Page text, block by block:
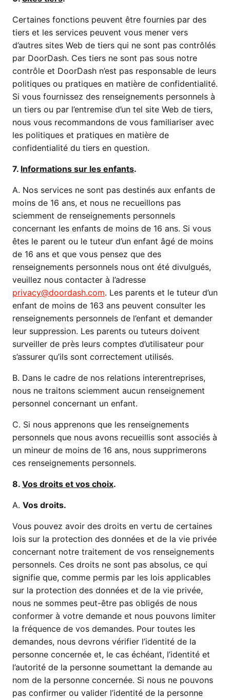
Certaines fonctions peuvent être fournies par des
tiers et les services peuvent vous mener vers
d’autres sites Web de tiers qui ne sont pas contrôlés
par DoorDash. Ces tiers ne sont pas sous notre
contrôle et DoorDash n’est pas responsable de leurs
politiques ou pratiques en matière de confidentialité.
Si vous fournissez des renseignements personnels à
un tiers ou par l’entremise d’un tel site Web de tiers,
nous vous recommandons de vous familiariser avec
les politiques et pratiques en matière de
confidentialité du tiers en question.
7. Informations sur les enfants.
A. Nos services ne sont pas destinés aux enfants de
moins de 16 ans, et nous ne recueillons pas
sciemment de renseignements personnels
concernant les enfants de moins de 16 ans. Si vous
êtes le parent ou le tuteur d’un enfant âgé de moins
de 16 ans et que vous pensez que des
renseignements personnels nous ont été divulgués,
veuillez nous contacter à l’adresse
privacy@doordash.com. Les parents et le tuteur d’un
enfant de moins de 163 ans peuvent consulter les
renseignements personnels de l’enfant et demander
leur suppression. Les parents ou tuteurs doivent
surveiller de près leurs comptes d’utilisateur pour
s’assurer qu’ils sont correctement utilisés.
B. Dans le cadre de nos relations interentreprises,
nous ne traitons sciemment aucun renseignement
personnel concernant un enfant.
C. Si nous apprenons que les renseignements
personnels que nous avons recueillis sont associés à
un mineur de moins de 16 ans, nous supprimerons
ces renseignements personnels.
8. Vos droits et vos choix.
A. Vos droits.
Vous pouvez avoir des droits en vertu de certaines
lois sur la protection des données et de la vie privée
concernant notre traitement de vos renseignements
personnels. Ces droits ne sont pas absolus, ce qui
signifie que, comme permis par les lois applicables
sur la protection des données et de la vie privée,
nous ne sommes peut-être pas obligés de nous
conformer à votre demande et nous pouvons limiter
la fréquence de vos demandes. Pour toutes les
demandes, nous devrons vérifier l’identité de la
personne concernée et, le cas échéant, l’identité et
l’autorité de la personne soumettant la demande au
nom de la personne concernée. Si nous ne pouvons
pas confirmer ou valider l’identité de la personne